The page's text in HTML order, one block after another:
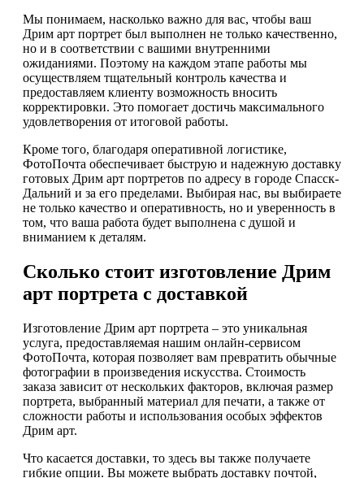
Мы понимаем, насколько важно для вас, чтобы ваш
Дрим арт портрет был выполнен не только качественно,
но и в соответствии с вашими внутренними
ожиданиями. Поэтому на каждом этапе работы мы
осуществляем тщательный контроль качества и
предоставляем клиенту возможность вносить
корректировки. Это помогает достичь максимального
удовлетворения от итоговой работы.
Кроме того, благодаря оперативной логистике,
ФотоПочта обеспечивает быструю и надежную доставку
готовых Дрим арт портретов по адресу в городе Спасск-
Дальний и за его пределами. Выбирая нас, вы выбираете
не только качество и оперативность, но и уверенность в
том, что ваша работа будет выполнена с душой и
вниманием к деталям.
Сколько стоит изготовление Дрим
арт портрета с доставкой
Изготовление Дрим арт портрета – это уникальная
услуга, предоставляемая нашим онлайн-сервисом
ФотоПочта, которая позволяет вам превратить обычные
фотографии в произведения искусства. Стоимость
заказа зависит от нескольких факторов, включая размер
портрета, выбранный материал для печати, а также от
сложности работы и использования особых эффектов
Дрим арт.
Что касается доставки, то здесь вы также получаете
гибкие опции. Вы можете выбрать доставку почтой,